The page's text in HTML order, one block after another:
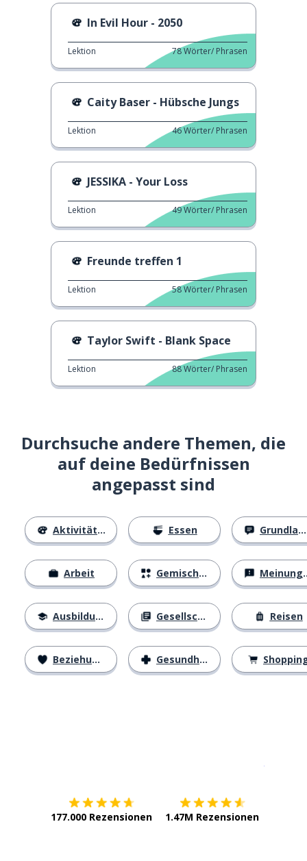
In Evil Hour - 2050
Lektion 78Wörter/ Phrasen
Caity Baser - Hübsche Jungs
Lektion 46Wörter/ Phrasen
JESSIKA - Your Loss
Lektion 49Wörter/ Phrasen
Freunde treffen 1
Lektion 58Wörter/ Phrasen
Taylor Swift - Blank Space
Lektion 88Wörter/ Phrasen
Durchsuche andere Themen, die
auf deine Bedürfnissen
angepasst sind
Aktivitäten
Arbeit
Ausbildung
Beziehungen
Essen
Gemischtes
Gesellschaft
Gesundheit
Grundlagen
Meinungen
Reisen
177.000 Rezensionen 1.47M Rezensionen